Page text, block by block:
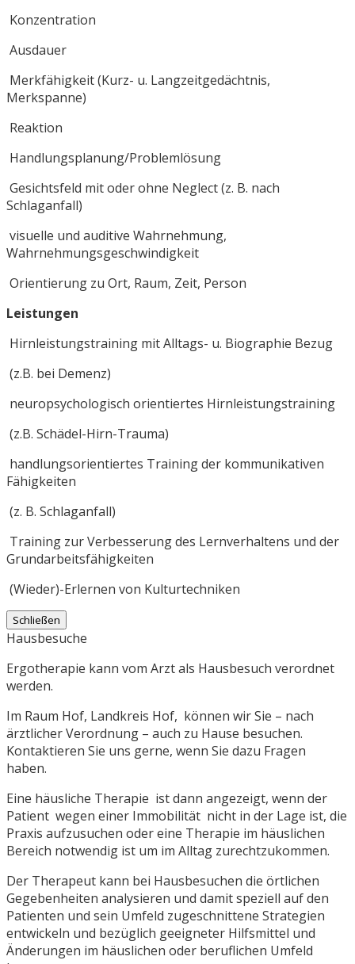
Konzentration
Ausdauer
Merkfähigkeit (Kurz- u. Langzeitgedächtnis,
Merkspanne)
Reaktion
Handlungsplanung/Problemlösung
Gesichtsfeld mit oder ohne Neglect (z. B. nach
Schlaganfall)
visuelle und auditive Wahrnehmung,
Wahrnehmungsgeschwindigkeit
Orientierung zu Ort, Raum, Zeit, Person
Leistungen
Hirnleistungstraining mit Alltags- u. Biographie Bezug
(z.B. bei Demenz)
neuropsychologisch orientiertes Hirnleistungstraining
(z.B. Schädel-Hirn-Trauma)
handlungsorientiertes Training der kommunikativen
Fähigkeiten
(z. B. Schlaganfall)
Training zur Verbesserung des Lernverhaltens und der
Grundarbeitsfähigkeiten
(Wieder)-Erlernen von Kulturtechniken
Schließen
Hausbesuche
Ergotherapie kann vom Arzt als Hausbesuch verordnet
werden.
Im Raum Hof, Landkreis Hof, können wir Sie – nach
ärztlicher Verordnung – auch zu Hause besuchen.
Kontaktieren Sie uns gerne, wenn Sie dazu Fragen
haben.
Eine häusliche Therapie ist dann angezeigt, wenn der
Patient wegen einer Immobilität nicht in der Lage ist, die
Praxis aufzusuchen oder eine Therapie im häuslichen
Bereich notwendig ist um im Alltag zurechtzukommen.
Der Therapeut kann bei Hausbesuchen die örtlichen
Gegebenheiten analysieren und damit speziell auf den
Patienten und sein Umfeld zugeschnittene Strategien
entwickeln und bezüglich geeigneter Hilfsmittel und
Änderungen im häuslichen oder beruflichen Umfeld